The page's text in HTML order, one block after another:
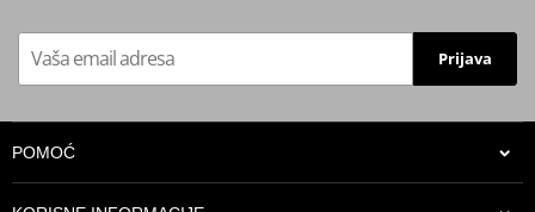
Prijava
POMOĆ